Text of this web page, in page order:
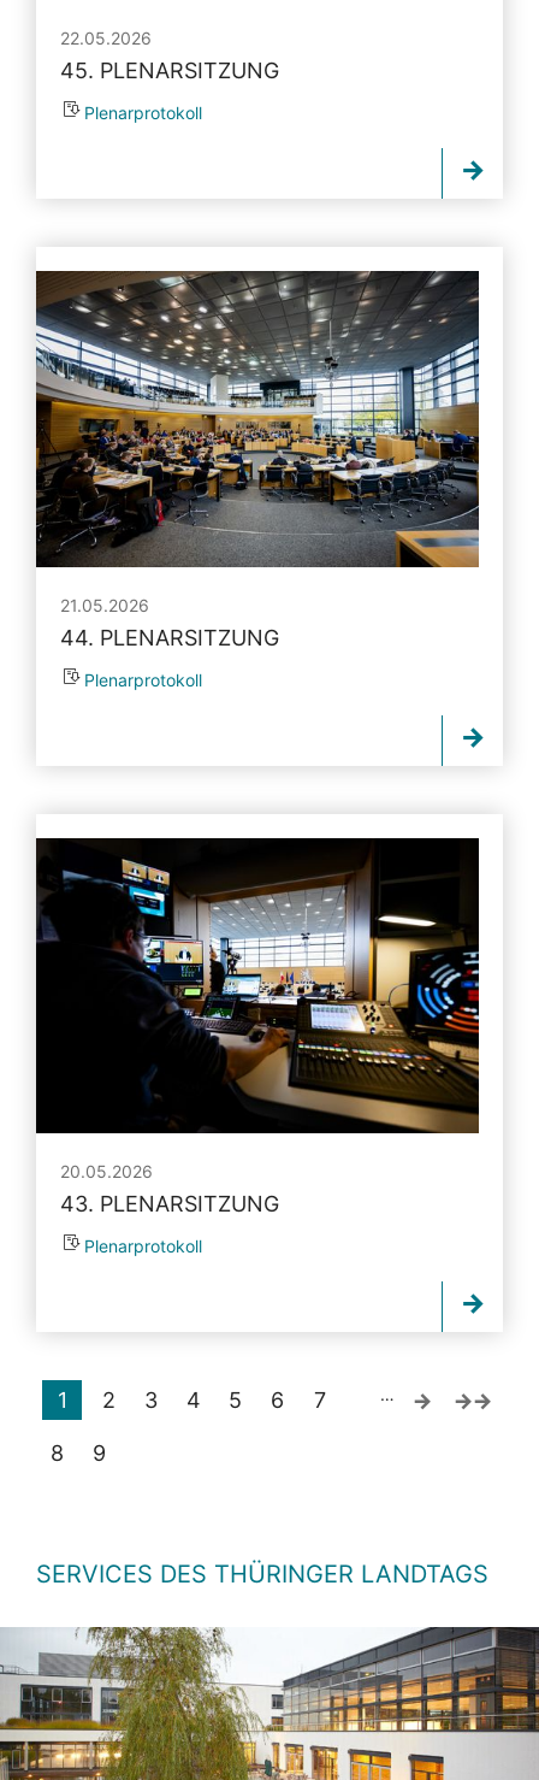
22.05.2026
45. PLENARSITZUNG
Plenarprotokoll
21.05.2026
44. PLENARSITZUNG
Plenarprotokoll
20.05.2026
43. PLENARSITZUNG
Plenarprotokoll
1 2 3 4 5 6 7
8 9
…
SERVICES DES THÜRINGER LANDTAGS